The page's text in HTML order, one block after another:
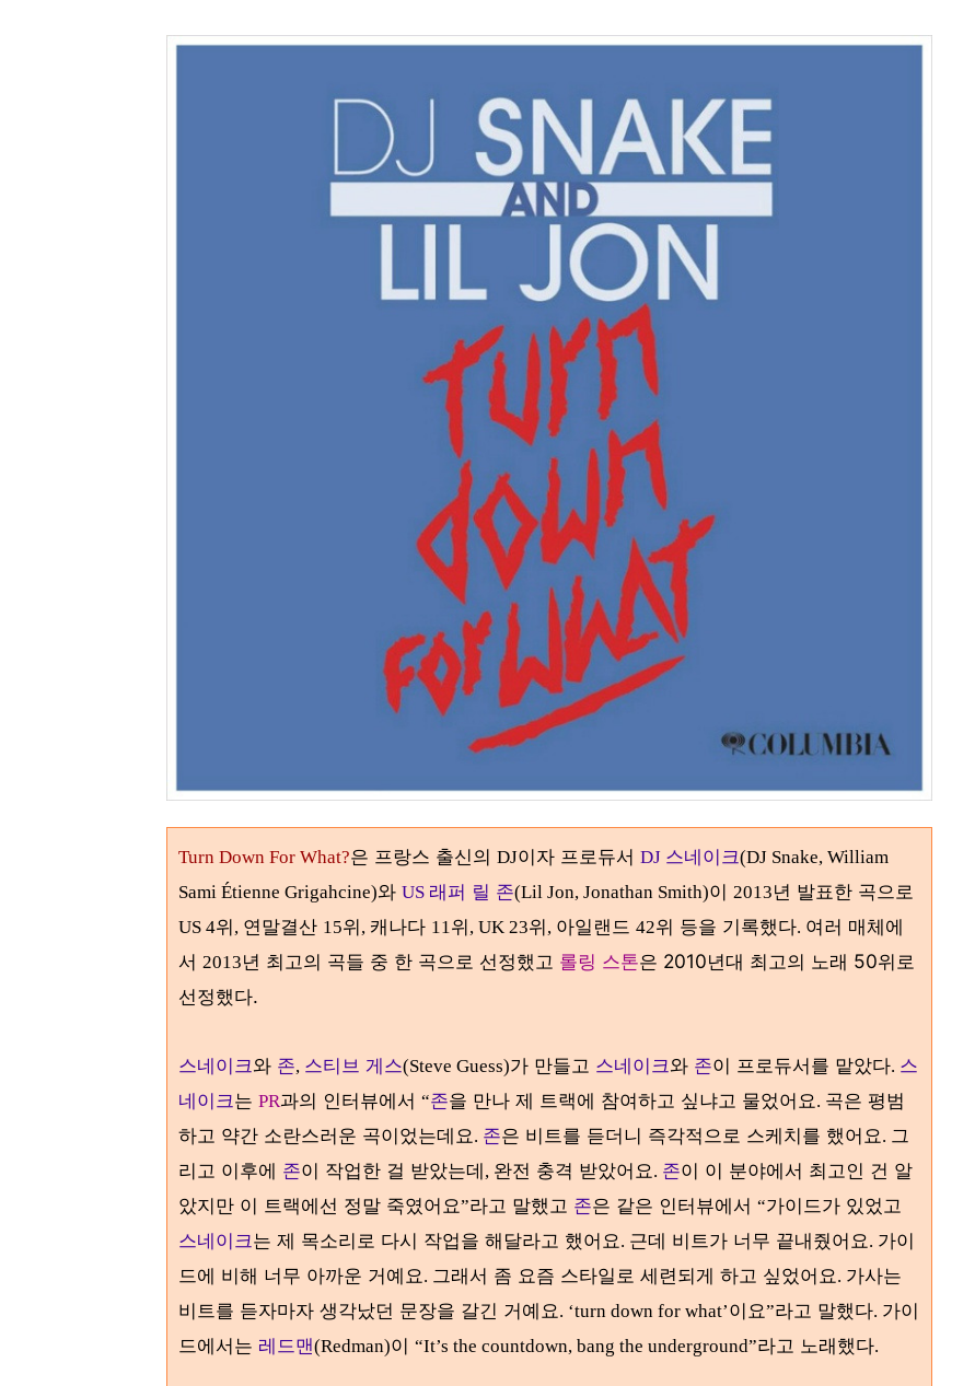
Turn Down For What?은 프랑스 출신의 DJ이자 프로듀서 DJ 스네이크(DJ Snake, William
Sami Étienne Grigahcine)와 US 래퍼 릴 존(Lil Jon, Jonathan Smith)이 2013년 발표한 곡으로
US 4위, 연말결산 15위, 캐나다 11위, UK 23위, 아일랜드 42위 등을 기록했다. 여러 매체에
서 2013년 최고의 곡들 중 한 곡으로 선정했고 롤링 스톤은 2010년대 최고의 노래 50위로
선정했다.
스네이크와 존, 스티브 게스(Steve Guess)가 만들고 스네이크와 존이 프로듀서를 맡았다. 스
네이크는 PR과의 인터뷰에서 “존을 만나 제 트랙에 참여하고 싶냐고 물었어요. 곡은 평범
하고 약간 소란스러운 곡이었는데요. 존은 비트를 듣더니 즉각적으로 스케치를 했어요. 그
리고 이후에 존이 작업한 걸 받았는데, 완전 충격 받았어요. 존이 이 분야에서 최고인 건 알
았지만 이 트랙에선 정말 죽였어요”라고 말했고 존은 같은 인터뷰에서 “가이드가 있었고
스네이크는 제 목소리로 다시 작업을 해달라고 했어요. 근데 비트가 너무 끝내줬어요. 가이
드에 비해 너무 아까운 거예요. 그래서 좀 요즘 스타일로 세련되게 하고 싶었어요. 가사는
비트를 듣자마자 생각났던 문장을 갈긴 거예요. ‘turn down for what’이요”라고 말했다. 가이
드에서는 레드맨(Redman)이 “It’s the countdown, bang the underground”라고 노래했다.